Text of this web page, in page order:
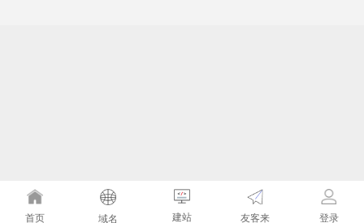
首页 域名 建站 友客来 登录